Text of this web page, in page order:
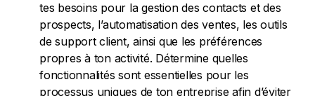
tes besoins pour la gestion des contacts et des
prospects, l’automatisation des ventes, les outils
de support client, ainsi que les préférences
propres à ton activité. Détermine quelles
fonctionnalités sont essentielles pour les
processus uniques de ton entreprise afin d’éviter